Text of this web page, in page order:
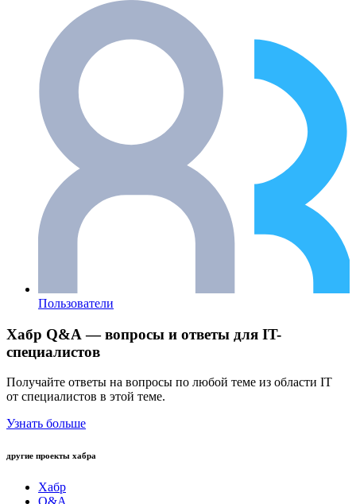
Пользователи
Хабр Q&A — вопросы и ответы для IT-
специалистов
Получайте ответы на вопросы по любой теме из области IT
от специалистов в этой теме.
Узнать больше
другие проекты хабра
Хабр